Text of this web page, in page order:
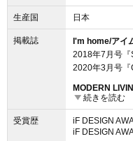
生産国 日本
掲載誌
I'm home/アイ
2018年7月号『
2020年3月号『
MODERN
2018年1月号『
続きを読む
受賞歴
iF DESIGN
iF DESIGN